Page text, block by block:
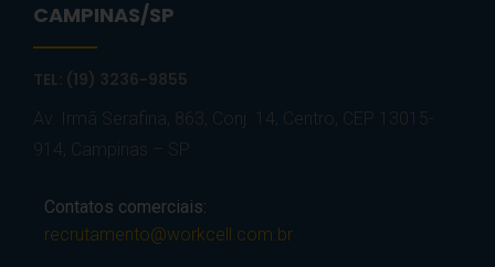
CAMPINAS/SP
TEL: (19) 3236-9855
Av. Irmã Serafina, 863, Conj. 14, Centro, CEP 13015-
914, Campinas – SP
Contatos comerciais:
recrutamento@workcell.com.br